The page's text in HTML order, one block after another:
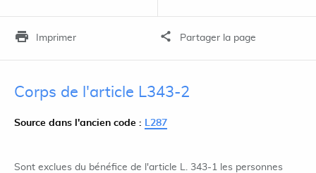
Imprimer Partager la page
Corps de l'article L343-2
Source dans l'ancien code : L287
Sont exclues du bénéfice de l'article L. 343-1 les personnes